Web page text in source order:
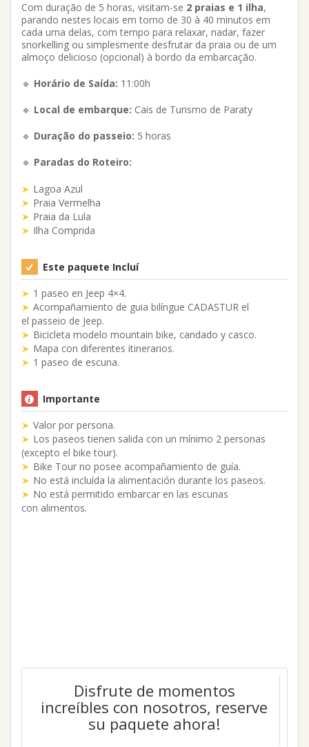
Com duração de 5 horas, visitam-se 2 praias e 1 ilha,
parando nestes locais em torno de 30 à 40 minutos em
cada uma delas, com tempo para relaxar, nadar, fazer
snorkelling ou simplesmente desfrutar da praia ou de um
almoço delicioso (opcional) à bordo da embarcação.
🔹 Horário de Saída: 11:00h
🔹 Local de embarque: Cais de Turismo de Paraty
🔹 Duração do passeio: 5 horas
🔹 Paradas do Roteiro:
Lagoa Azul
Praia Vermelha
Praia da Lula
Ilha Comprida
Este paquete Incluí
1 paseo en Jeep 4×4.
Acompañamiento de guia bilíngue CADASTUR el
el passeio de Jeep.
Bicicleta modelo mountain bike, candado y casco.
Mapa con diferentes itinerarios.
1 paseo de escuna.
Importante
Valor por persona.
Los paseos tienen salida con un mínimo 2 personas
(excepto el bike tour).
Bike Tour no posee acompañamiento de guía.
No está incluída la alimentación durante los paseos.
No está permitido embarcar en las escunas
con alimentos.
Disfrute de momentos
increíbles con nosotros, reserve
su paquete ahora!